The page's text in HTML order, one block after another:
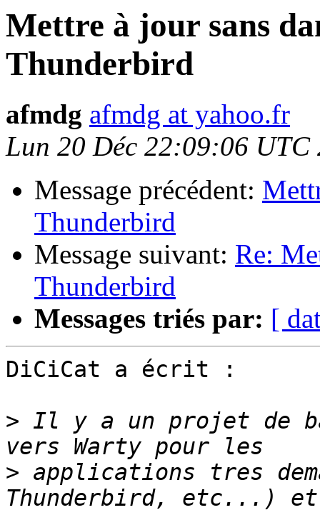
Mettre à jour sans
Thunderbird
afmdg afmdg at yahoo.fr
Lun 20 Déc 22:09:06 UTC
Message précédent:
Thunderbird
Message suivant: Re:
Thunderbird
Messages triés par: [
DiCiCat a écrit :
> Il y a un projet de
> applications tres